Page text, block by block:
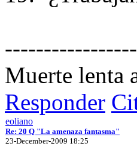
Muerte lenta
Responder
eoliano
Re: 20 Q "La amenaza fantasma"
23-December-2009 18:25